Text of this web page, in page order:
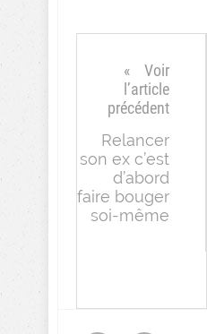
Voir
l’article
précédent
Relancer
son ex c’est
d’abord
faire bouger
soi-même